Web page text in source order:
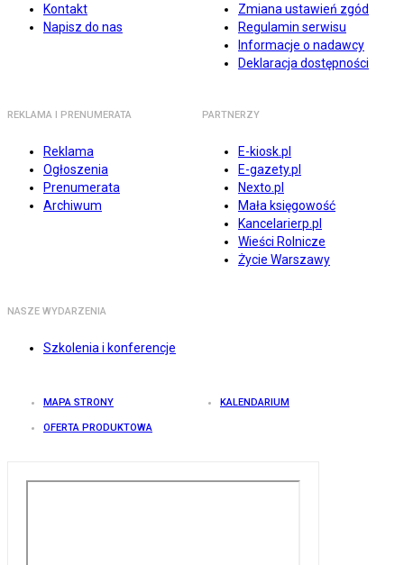
Kontakt
Napisz do nas
Zmiana ustawień zgód
Regulamin serwisu
Informacje o nadawcy
Deklaracja dostępności
REKLAMA I PRENUMERATA
Reklama
Ogłoszenia
Prenumerata
Archiwum
PARTNERZY
E-kiosk.pl
E-gazety.pl
Nexto.pl
Mała księgowość
Kancelarierp.pl
Wieści Rolnicze
Życie Warszawy
NASZE WYDARZENIA
Szkolenia i konferencje
MAPA STRONY KALENDARIUM
OFERTA PRODUKTOWA